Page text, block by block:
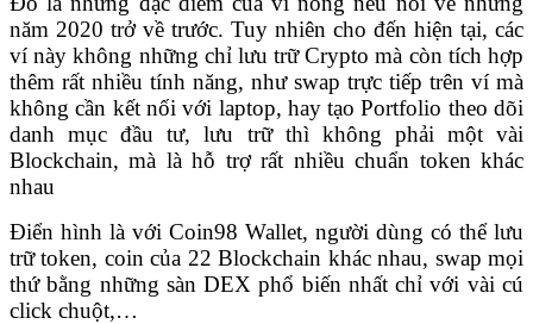
năm 2020 trở về trước. Tuy nhiên cho đến hiện tại, các
ví này không những chỉ lưu trữ Crypto mà còn tích hợp
thêm rất nhiều tính năng, như swap trực tiếp trên ví mà
không cần kết nối với laptop, hay tạo Portfolio theo dõi
danh mục đầu tư, lưu trữ thì không phải một vài
Blockchain, mà là hỗ trợ rất nhiều chuẩn token khác
nhau
Điển hình là với Coin98 Wallet, người dùng có thể lưu
trữ token, coin của 22 Blockchain khác nhau, swap mọi
thứ bằng những sàn DEX phổ biến nhất chỉ với vài cú
click chuột,…